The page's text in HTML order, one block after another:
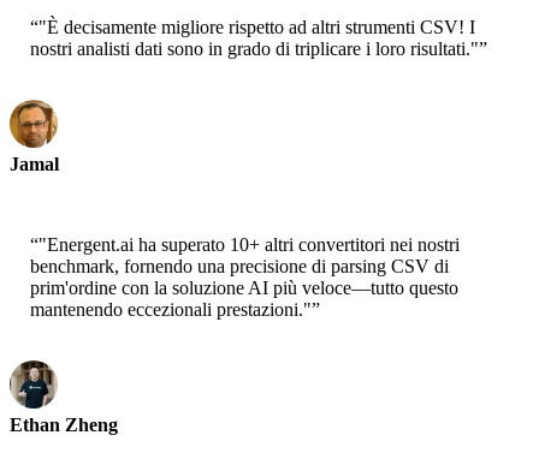
“"È decisamente migliore rispetto ad altri strumenti CSV! I
nostri analisti dati sono in grado di triplicare i loro risultati."”
Jamal
“"Energent.ai ha superato 10+ altri convertitori nei nostri
benchmark, fornendo una precisione di parsing CSV di
prim'ordine con la soluzione AI più veloce—tutto questo
mantenendo eccezionali prestazioni."”
Ethan Zheng